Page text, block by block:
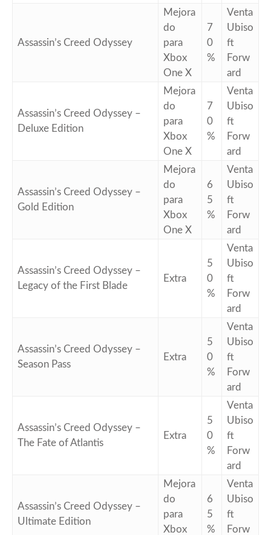
Assassin’s Creed Odyssey
Mejora
do
para
Xbox
One X
7
0
%
Venta
Ubiso
ft
Forw
ard
Assassin’s Creed Odyssey –
Deluxe Edition
Mejora
do
para
Xbox
One X
7
0
%
Venta
Ubiso
ft
Forw
ard
Assassin’s Creed Odyssey –
Gold Edition
Mejora
do
para
Xbox
One X
6
5
%
Venta
Ubiso
ft
Forw
ard
Assassin’s Creed Odyssey –
Legacy of the First Blade
Extra
5
0
%
Venta
Ubiso
ft
Forw
ard
Assassin’s Creed Odyssey –
Season Pass
Extra
5
0
%
Venta
Ubiso
ft
Forw
ard
Assassin’s Creed Odyssey –
The Fate of Atlantis
Extra
5
0
%
Venta
Ubiso
ft
Forw
ard
Assassin’s Creed Odyssey –
Ultimate Edition
Mejora
do
para
Xbox
6
5
%
Venta
Ubiso
ft
Forw